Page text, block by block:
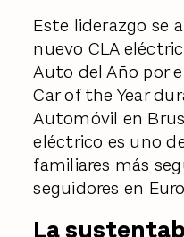
Este liderazgo se
nuevo CLA
Auto del Año por
Car of the Year
Automóvil en
eléctrico es uno
familiares más
seguidores en